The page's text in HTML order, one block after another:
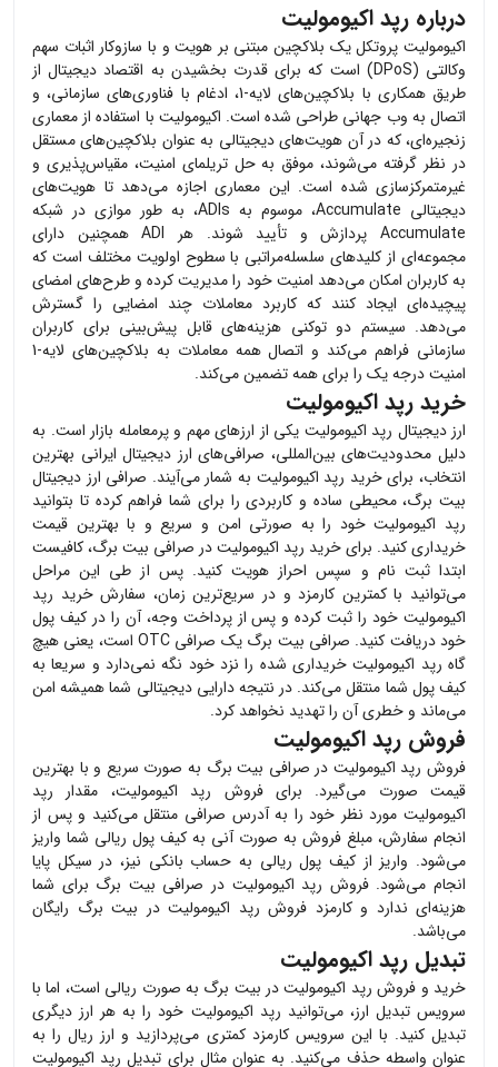
درباره رپد اکیومولیت
اکیومولیت پروتکل یک بلاکچین مبتنی بر هویت و با سازوکار اثبات سهم
وکالتی (DPoS) است که برای قدرت بخشیدن به اقتصاد دیجیتال از
طریق همکاری با بلاکچین‌های لایه-1، ادغام با فناوری‌های سازمانی، و
اتصال به وب جهانی طراحی شده است. اکیومولیت با استفاده از معماری
زنجیره‌ای، که در آن هویت‌های دیجیتالی به عنوان بلاکچین‌های مستقل
در نظر گرفته می‌شوند، موفق به حل تریلمای امنیت، مقیاس‌پذیری و
غیرمتمرکزسازی شده است. این معماری اجازه می‌دهد تا هویت‌های
دیجیتالی Accumulate، موسوم به ADIs، به طور موازی در شبکه
Accumulate پردازش و تأیید شوند. هر ADI همچنین دارای
مجموعه‌ای از کلیدهای سلسله‌مراتبی با سطوح اولویت مختلف است که
به کاربران امکان می‌دهد امنیت خود را مدیریت کرده و طرح‌های امضای
پیچیده‌ای ایجاد کنند که کاربرد معاملات چند امضایی را گسترش
می‌دهد. سیستم دو توکنی هزینه‌های قابل پیش‌بینی برای کاربران
سازمانی فراهم می‌کند و اتصال همه معاملات به بلاکچین‌های لایه-1
امنیت درجه یک را برای همه تضمین می‌کند.
خرید رپد اکیومولیت
ارز دیجیتال رپد اکیومولیت یکی از ارزهای مهم و پرمعامله بازار است. به
دلیل محدودیت‌های بین‌المللی، صرافی‌های ارز دیجیتال ایرانی بهترین
انتخاب، برای خرید رپد اکیومولیت به شمار می‌آیند. صرافی ارز دیجیتال
بیت برگ، محیطی ساده و کاربردی را برای شما فراهم کرده تا بتوانید
رپد اکیومولیتخود را به صورتی امن و سریع و با بهترین قیمت
خریداری کنید. برای خرید رپد اکیومولیتدر صرافی بیت برگ، کافیست
ابتدا ثبت نام و سپس احراز هویت کنید. پس از طی این مراحل
می‌توانید با کمترین کارمزد و در سریع‌ترین زمان، سفارش خرید رپد
اکیومولیت خود را ثبت کرده و پس از پرداخت وجه، آن را در کیف پول
خود دریافت کنید. صرافی بیت برگ یک صرافی OTC است، یعنی هیچ
گاه رپد اکیومولیت خریداری شده را نزد خود نگه نمی‌دارد و سریعا به
کیف پول شما منتقل می‌کند. در نتیجه دارایی دیجیتالی شما همیشه امن
می‌ماند و خطری آن را تهدید نخواهد کرد.
فروش رپد اکیومولیت
فروش رپد اکیومولیت در صرافی بیت برگ به صورت سریع و با بهترین
قیمت صورت می‌گیرد. برای فروش رپد اکیومولیت، مقدار رپد
اکیومولیت مورد نظر خود را به آدرس صرافی منتقل می‌کنید و پس از
انجام سفارش، مبلغ فروش به صورت آنی به کیف پول ریالی شما واریز
می‌شود. واریز از کیف پول ریالی به حساب بانکی نیز، در سیکل پایا
انجام می‌شود. فروش رپد اکیومولیت در صرافی بیت برگ برای شما
هزینه‌ای ندارد و کارمزد فروش رپد اکیومولیت در بیت برگ رایگان
می‌باشد.
تبدیل رپد اکیومولیت
خرید و فروش رپد اکیومولیتدر بیت برگ به صورت ریالی است، اما با
سرویس تبدیل ارز، می‌توانید رپد اکیومولیت خود را به هر ارز دیگری
تبدیل کنید. با این سرویس کارمزد کمتری می‌پردازید و ارز ریال را به
عنوان واسطه حذف می‌کنید. به عنوان مثال برای تبدیل رپد اکیومولیت